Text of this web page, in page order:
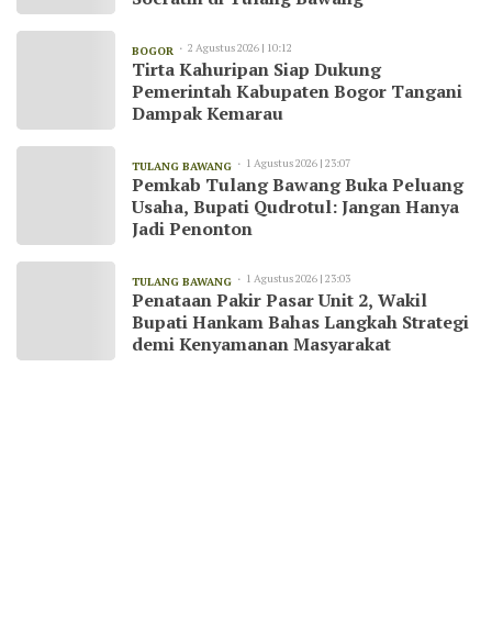
BOGOR 2 Agustus 2026 | 10:12
Tirta Kahuripan Siap Dukung
Pemerintah Kabupaten Bogor Tangani
Dampak Kemarau
TULANG BAWANG 1 Agustus 2026 | 23:07
Pemkab Tulang Bawang Buka Peluang
Usaha, Bupati Qudrotul: Jangan Hanya
Jadi Penonton
TULANG BAWANG 1 Agustus 2026 | 23:03
Penataan Pakir Pasar Unit 2, Wakil
Bupati Hankam Bahas Langkah Strategi
demi Kenyamanan Masyarakat